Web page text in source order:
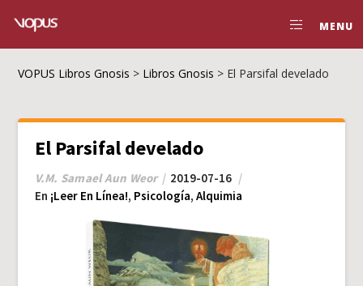
MENU
VOPUS Libros Gnosis > Libros Gnosis > El Parsifal develado
El Parsifal develado
V.M. Samael Aun Weor
2019-07-16
En ¡Leer En Línea!, Psicología, Alquimia